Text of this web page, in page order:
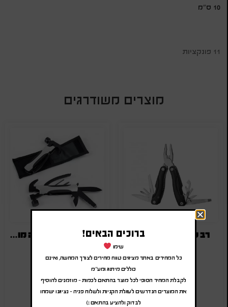
10 ס"מ
11 פונקציות
מוצרים משודרגים
רב כלי ממותג במארז
(לפני מע"מ)
פלייר ופטיש מפלדה מושחמת
(לפני מע"מ)
ברוכים הבאים!
שימו
כל המחירים באתר מציגים טווח מחירים לצורך המחשה, ואינם
כוללים מיתוג ומע"מ
לקבלת המחיר הסופי לכל מוצר בהתאם לכמות – מוזמנים להוסיף
את המוצרים הנדרשים לעגלת הקניות ולשלוח פניה – נציגנו ישמחו
לבדוק ולהציע בהתאם :)